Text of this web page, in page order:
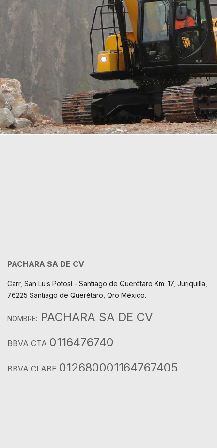
PACHARA SA DE CV
Carr, San Luis Potosí - Santiago de Querétaro Km. 17, Juriquilla,
76225 Santiago de Querétaro, Qro México.
NOMBRE: PACHARA SA DE CV
BBVA CTA 0116476740
BBVA CLABE 012680001164767405